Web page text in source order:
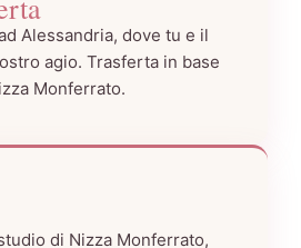
Alessandria, dove tu e il
agio. Trasferta in base
Monferrato.
di Nizza Monferrato,